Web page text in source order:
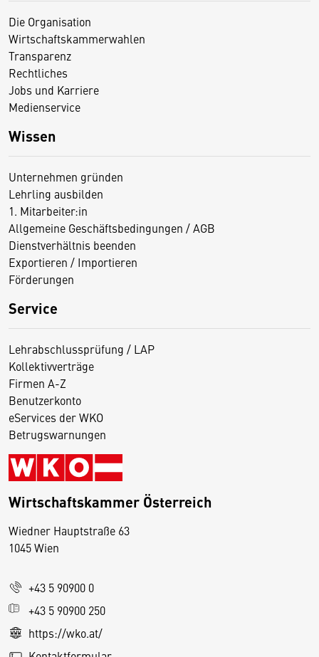
Die Organisation
Wirtschaftskammerwahlen
Transparenz
Rechtliches
Jobs und Karriere
Medienservice
Wissen
Unternehmen gründen
Lehrling ausbilden
1. Mitarbeiter:in
Allgemeine Geschäftsbedingungen / AGB
Dienstverhältnis beenden
Exportieren / Importieren
Förderungen
Service
Lehrabschlussprüfung / LAP
Kollektivverträge
Firmen A-Z
Benutzerkonto
eServices der WKO
Betrugswarnungen
Wirtschaftskammer Österreich
Wiedner Hauptstraße 63
1045 Wien
+43 5 90900 0
+43 5 90900 250
https://wko.at/
D
s
e
S
e